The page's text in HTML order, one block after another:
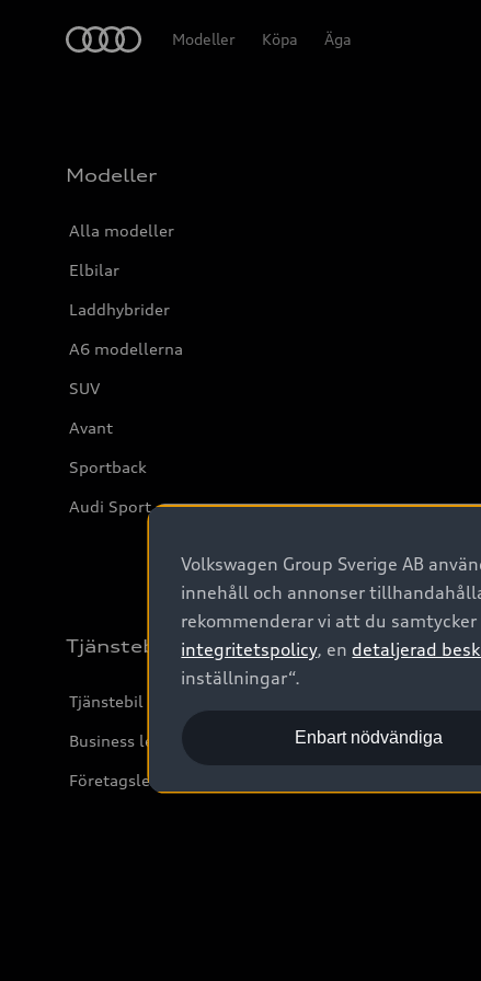
Modeller Köpa Äga
Modeller
Alla modeller
Elbilar
Laddhybrider
A6 modellerna
SUV
Avant
Sportback
Audi Sport
Tjänstebil
Tjänstebil
Business lease online
Företagsleasing
Volkswagen Group Sverige AB
innehåll och annonser
rekommenderar vi att du
integritetspolicy, en detaljerad
inställningar“.
Enbart nödvändiga